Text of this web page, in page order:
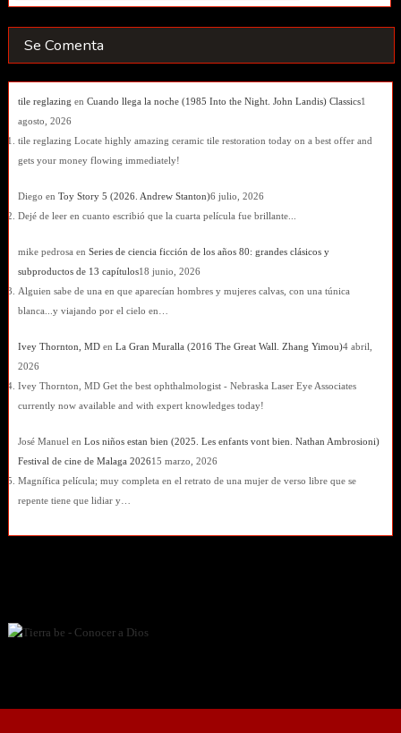
Se Comenta
tile reglazing en Cuando llega la noche (1985 Into the Night. John Landis) Classics1
agosto, 2026
tile reglazing Locate highly amazing ceramic tile restoration today on a best offer and
gets your money flowing immediately!
Diego en Toy Story 5 (2026. Andrew Stanton)6 julio, 2026
Dejé de leer en cuanto escribió que la cuarta película fue brillante...
mike pedrosa en Series de ciencia ficción de los años 80: grandes clásicos y
subproductos de 13 capítulos18 junio, 2026
Alguien sabe de una en que aparecían hombres y mujeres calvas, con una túnica
blanca...y viajando por el cielo en…
Ivey Thornton, MDen La Gran Muralla (2016 The Great Wall. Zhang Yimou)4 abril,
2026
Ivey Thornton, MD Get the best ophthalmologist - Nebraska Laser Eye Associates
currently now available and with expert knowledges today!
José Manuel en Los niños estan bien (2025. Les enfants vont bien. Nathan Ambrosioni)
Festival de cine de Malaga 202615 marzo, 2026
Magnífica película; muy completa en el retrato de una mujer de verso libre que se
repente tiene que lidiar y…